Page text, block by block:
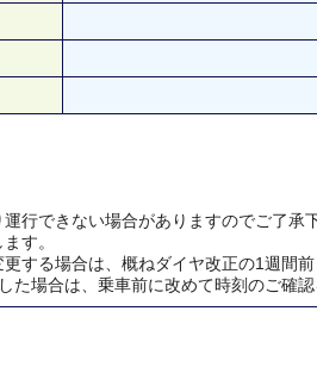
できない場合がありますのでご了承下
す。
する場合は、概ねダイヤ改正の1週間
た場合は、乗車前に改めて時刻のご確認